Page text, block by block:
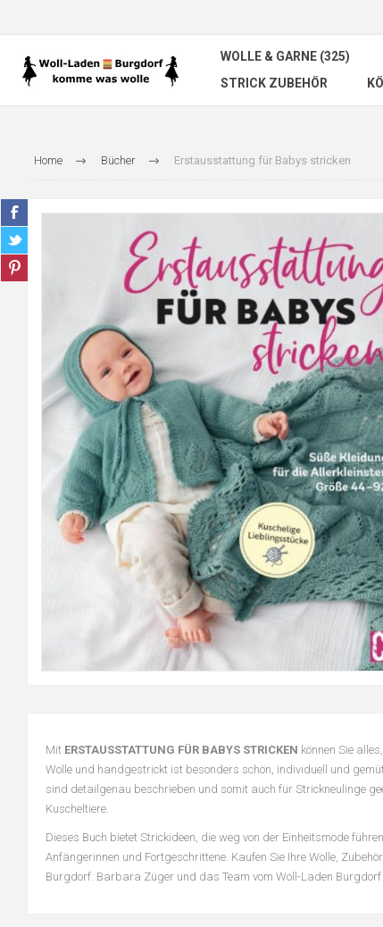
WOLLE & GARNE (325)
STRICK ZUBEHÖR
Home Bücher Erstausstattung für Babys stricken
Mit ERSTAUSSTATTUNG FÜR BABYS STRICKEN können Sie
Wolle und handgestrickt ist besonders schön, individuell und
sind detailgenau beschrieben und somit auch für Strickneulinge
Kuscheltiere.
Dieses Buch bietet Strickideen, die weg von der Einheitsmode
Anfängerinnen und Fortgeschrittene. Kaufen Sie Ihre Wolle,
Burgdorf. Barbara Züger und das Team vom Woll-Laden Burgdorf